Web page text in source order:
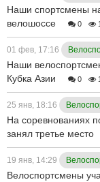
Наши спортсмены
велошоссе
0
01 фев, 17:16
Наши
Кубка Азии
0
25 янв, 18:16
На соревнованиях
занял третье место
19 янв, 14:29
Велоспортсмены